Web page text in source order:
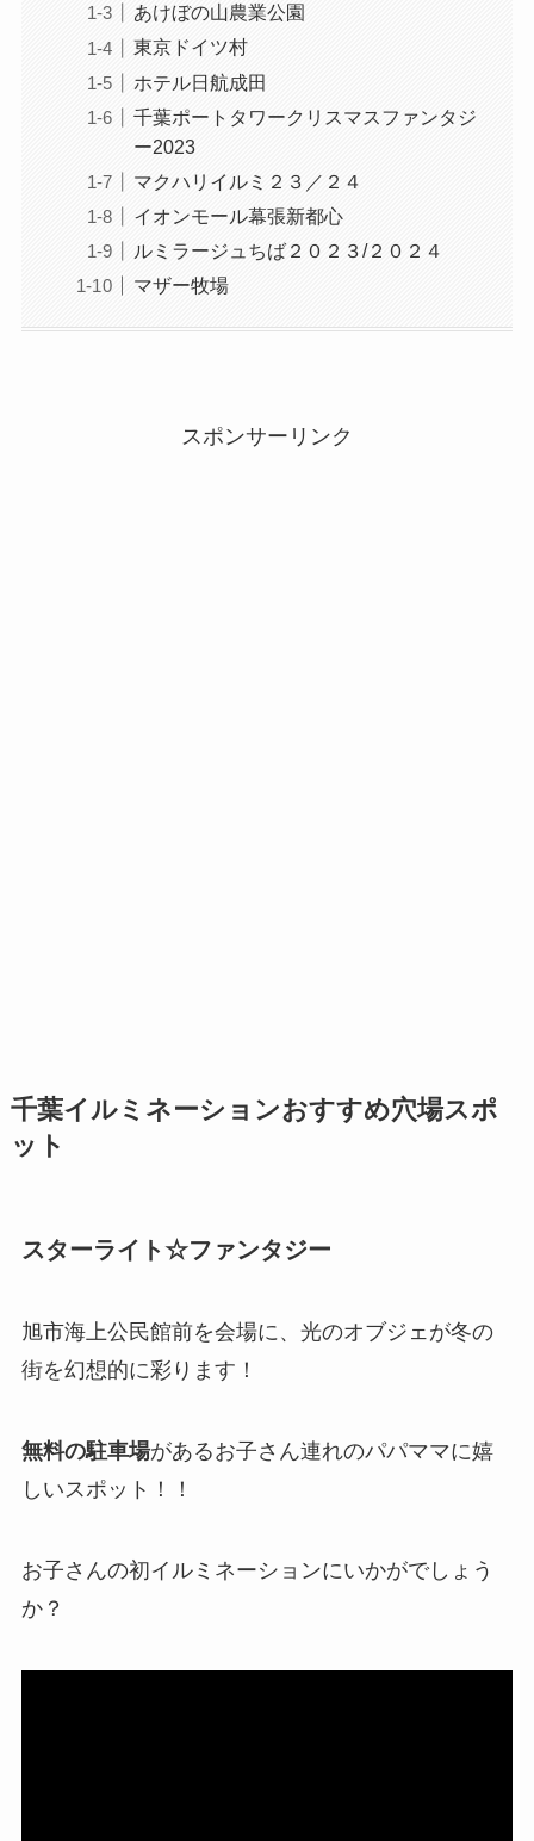
あけぼの山農業公園
東京ドイツ村
ホテル日航成田
千葉ポートタワークリスマスファンタジ
ー2023
マクハリイルミ２３／２４
イオンモール幕張新都心
ルミラージュちば２０２３/２０２４
マザー牧場
スポンサーリンク
千葉イルミネーションおすすめ穴場スポ
ット
スターライト☆ファンタジー
旭市海上公民館前を会場に、光のオブジェが冬の
街を幻想的に彩ります！
無料の駐車場があるお子さん連れのパパママに嬉
しいスポット！！
お子さんの初イルミネーションにいかがでしょう
か？